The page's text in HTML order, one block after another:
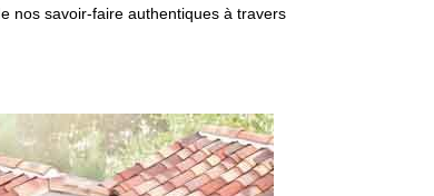
nos savoir-faire authentiques à travers